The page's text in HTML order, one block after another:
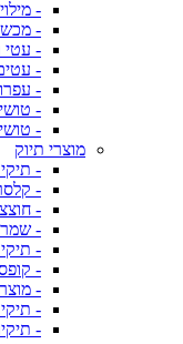
-
-
-
-
-
-
-
מוצרי תיוק
- תיקי
-
-
-
-
-
-
-
-